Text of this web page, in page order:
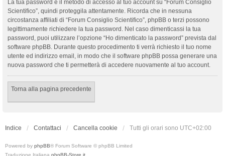
La tua password è il metodo di accesso al tuo account su “Forum Consiglio
Scientifico”, quindi proteggila attentamente. Ricorda che in nessuna
circostanza affiliati di “Forum Consiglio Scientifico”, phpBB o terzi possono
legittimamente richiedere la tua password. Nel caso dimenticassi la tua
password, puoi utilizzare l’opzione “Ho dimenticato la password” prevista dal
software phpBB. Durante questo procedimento ti verrà richiesto il tuo nome
utente ed indirizzo email, in modo che il software phpBB possa generare una
nuova password che ti permetterà di accedere nuovamente al tuo account.
Torna alla pagina precedente
Indice Contattaci Cancella cookie Tutti gli orari sono UTC+02:00
Powered by phpBB® Forum Software © phpBB Limited
Traduzione Italiana phpBB-Store.it